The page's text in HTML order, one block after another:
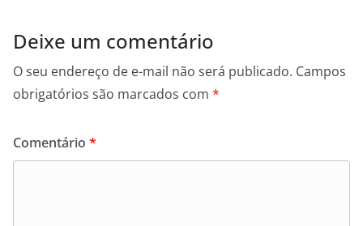
Deixe um comentário
O seu endereço de e-mail não será publicado. Campos
obrigatórios são marcados com *
Comentário *